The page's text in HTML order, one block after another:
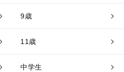
9歳
11歳
中学生